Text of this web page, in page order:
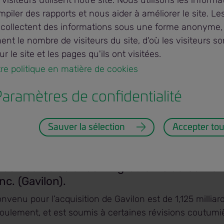
et informations Viterra Limited acquiert Gavilon
d’une filiale en propriété exclusive, une
avec Marubeni America Corporation,
céréales et aux ingrédients de
(Gavilon).
pour l’acquisition de Gavilon est de 1,125
et est soumis à certaines révisions
des rapports et nous aider à améliorer le site.
des informations sous une forme anonyme,
le nombre de visiteurs du site, d'où les visiteurs
le site et les pages qu'ils ont visitées.
politique en matière de cookies
de confidentialité
Sauver la sélection Accepter